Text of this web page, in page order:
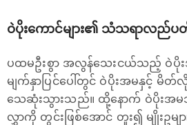
ဝဲပိုးကောင်များ၏ သံသရာလည်ပ
ပထမဦးစွာ အလွန်သေးငယ်သည့် ဝဲပို
မျက်နှာပြင်ပေါ်တွင် ဝဲပိုးအမနှင့် မိတ်
သေဆုံးသွားသည်။ ထို့နောက် ဝဲပိုးအမ
လွှာကို တွင်းဖြစ်အောင် တူး၍ မျိုးဥမျ